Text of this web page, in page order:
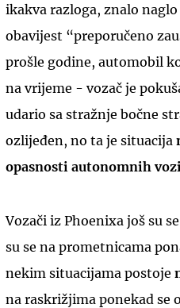
ikakva razloga, znalo
obavijest “preporučeno
prošle godine, automobil
na vrijeme - vozač je
udario sa stražnje bočne
ozlijeđen, no ta je situacija
opasnosti autonomnih
Vozači iz Phoenixa još su
su se na prometnicama
nekim situacijama postoje
na raskrižjima ponekad se